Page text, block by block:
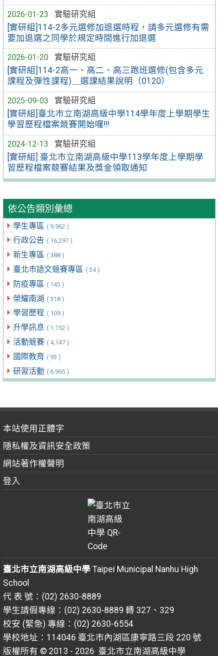
2026-01-23
實驗研究組
[實研組]114-2多元選修加退選時程，請多元選修有需
要加退選之同學於規定時間進行加退選
2026-01-20
實驗研究組
[實研組]114-2高一、高二、高三跑班選修(包含多元
課程及彈性課程)＿選課結果說明（0120）
2025-09-03
實驗研究組
[實研組]臺北市立南湖高級中學114學年度上學期學生
學習歷程檔案競賽開始囉!!!
2024-12-13
實驗研究組
[實研組] 臺北市立南湖高級中學113學年度上學期學
習歷程檔案競賽結果及獎金領取通知
依公告類別彙總
學生專區 ( 9,962 )
行政公告 ( 16,297 )
新生專區 ( 388 )
臺北市語文競賽專區 ( 34 )
防疫專區 ( 143 )
榮耀南湖 ( 318 )
學習歷程 ( 109 )
升學訊息 ( 1,152 )
活動競賽 ( 4,147 )
國際教育 ( 93 )
研習活動 ( 6,995 )
本站使用正體字
隱私權及資訊安全政策
網站著作權聲明
登入
臺北市立南湖高級中學Taipei Municipal Nanhu High
School
代 表 號：(02) 2630-8889
學生請假專線：(02) 2630-8889 轉 327、329
校安 (緊急) 專線：(02) 2630-6554
學校地址：114046 臺北市內湖區康寧路三段 220 號
版權所有 © 2013 - 2026 臺北市立南湖高級中學